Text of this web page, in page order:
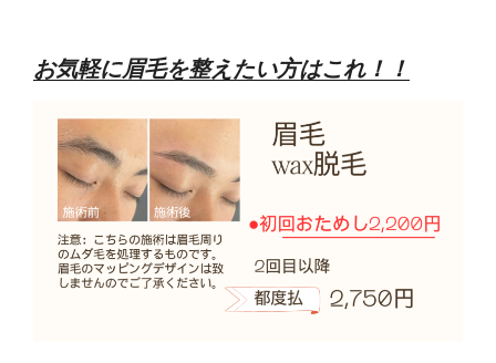
お気軽に眉毛を整えたい方はこれ！！